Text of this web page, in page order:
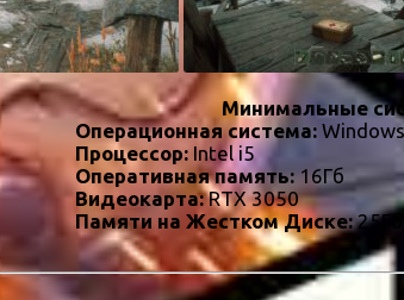
Минимальные
Операционная система:
Процессор: Intel i5
Оперативная память:16Гб
Видеокарта:RTX 3050
Памяти на Жестком Диске:25Гб